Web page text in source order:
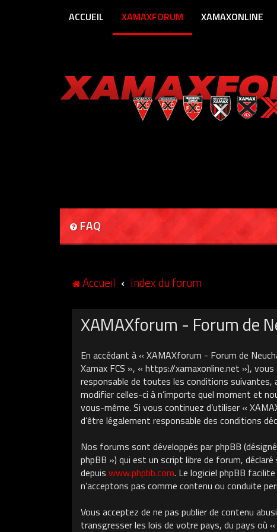
ACCUEIL XAMAXFORUM XAMAXONLINE
FAQ
Accueil Index du forum
XAMAXforum - Forum de
En accédant à « XAMAXforum - Forum de
Xamax FCS », « https://xamaxonline.net »),
responsable de toutes les conditions suivantes,
modifier celles-ci à n’importe quel moment et
vous-même. Si vous continuez d’utiliser «
d’être légalement responsable des conditions
Nos forums sont développés par phpBB
phpBB ») qui est un script libre de forum, déclaré
depuis www.phpbb.com. Le logiciel phpBB
n’acceptons pas comme contenu ou conduite
Vous acceptez de ne pas publier de contenu
transgresser les lois de votre pays, du pays où